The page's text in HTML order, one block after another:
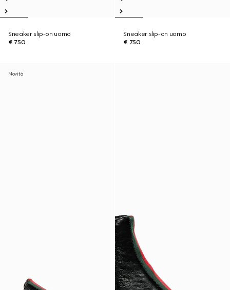
Sneaker slip-on uomo
€ 750
Sneaker slip-on uomo
€ 750
Novità